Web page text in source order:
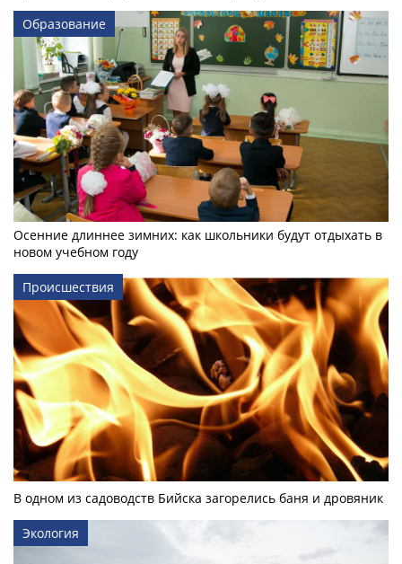
Образование
Осенние длиннее зимних: как школьники будут отдыхать в
новом учебном году
Происшествия
В одном из садоводств Бийска загорелись баня и дровяник
Экология